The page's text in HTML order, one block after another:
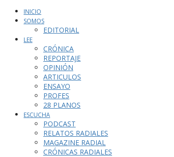
INICIO
SOMOS
EDITORIAL
LEE
CRÓNICA
REPORTAJE
OPINIÓN
ARTICULOS
ENSAYO
PROFES
28 PLANOS
ESCUCHA
PODCAST
RELATOS RADIALES
MAGAZINE RADIAL
CRÓNICAS RADIALES